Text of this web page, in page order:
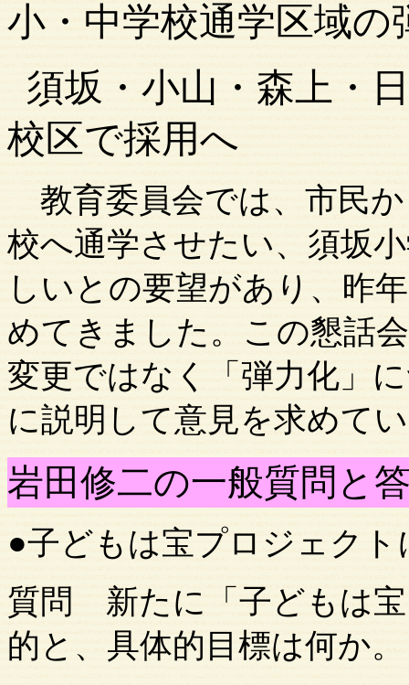
小・中学校通学区域の
須坂・小山・森上・
校区で採用へ
教育委員会では、市民
校へ通学させたい、須坂
しいとの要望があり、昨年
めてきました。この懇話
変更ではなく「弾力化」
に説明して意見を求めて
岩田修二の一般質問
●子どもは宝プロジェク
質問 新たに「子どもは
的と、具体的目標は何か。